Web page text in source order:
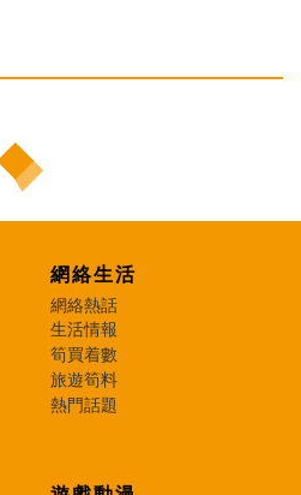
網絡生活
網絡熱話
生活情報
筍買着數
旅遊筍料
熱門話題